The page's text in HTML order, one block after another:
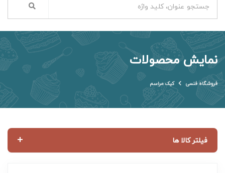
نمایش محصولات
فروشگاه فنسی کیک مراسم
فیلتر کالا ها